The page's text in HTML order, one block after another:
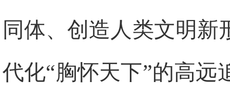
同体、创造人类文明
代化“胸怀天下”的高远